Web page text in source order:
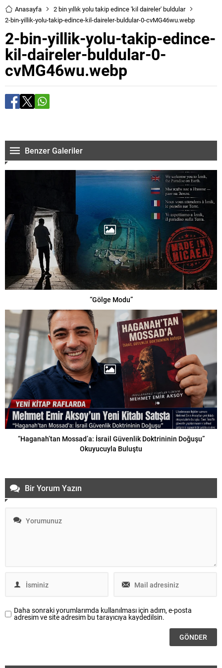
Anasayfa
2 bin yıllık yolu takip edince 'kil daireler' buldular
2-bin-yillik-yolu-takip-edince-kil-daireler-buldular-0-cvMG46wu.webp
2-bin-yillik-yolu-takip-edince-
kil-daireler-buldular-0-
cvMG46wu.webp
Benzer Galeriler
“Gölge Modu”
“Haganah’tan Mossad’a: İsrail Güvenlik Doktrininin Doğuşu”
Okuyucuyla Buluştu
Bir Yorum Yazın
Daha sonraki yorumlarımda kullanılması için adım, e-posta
adresim ve site adresim bu tarayıcıya kaydedilsin.